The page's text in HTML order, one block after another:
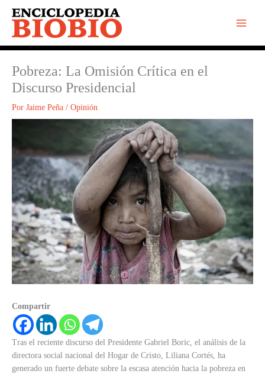
contenido
Pobreza: La Omisión Crítica en el
Discurso Presidencial
Por Jaime Peña / Opinión
Compartir
Tras el reciente discurso del Presidente Gabriel Boric, el análisis de la
directora social nacional del Hogar de Cristo, Liliana Cortés, ha
generado un fuerte debate sobre la escasa atención hacia la pobreza en